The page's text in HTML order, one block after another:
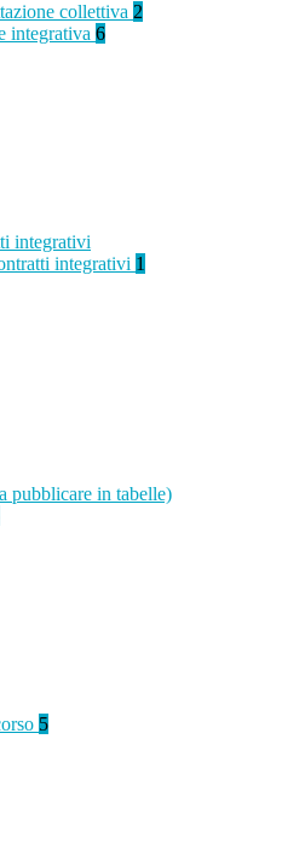
collettiva 2
integrativa 6
integrativi
integrativi 1
pubblicare in tabelle)
5